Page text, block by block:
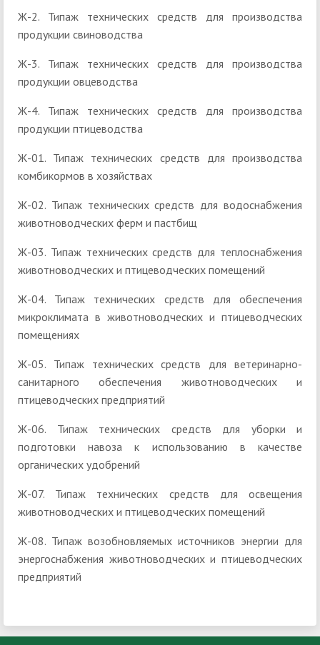
Ж-2. Типаж технических средств для производства
продукции свиноводства
Ж-3. Типаж технических средств для производства
продукции овцеводства
Ж-4. Типаж технических средств для производства
продукции птицеводства
Ж-01. Типаж технических средств для производства
комбикормов в хозяйствах
Ж-02. Типаж технических средств для водоснабжения
животноводческих ферм и пастбищ
Ж-03. Типаж технических средств для теплоснабжения
животноводческих и птицеводческих помещений
Ж-04. Типаж технических средств для обеспечения
микроклимата в животноводческих и птицеводческих
помещениях
Ж-05. Типаж технических средств для ветеринарно-
санитарного обеспечения животноводческих и
птицеводческих предприятий
Ж-06. Типаж технических средств для уборки и
подготовки навоза к использованию в качестве
органических удобрений
Ж-07. Типаж технических средств для освещения
животноводческих и птицеводческих помещений
Ж-08. Типаж возобновляемых источников энергии для
энергоснабжения животноводческих и птицеводческих
предприятий